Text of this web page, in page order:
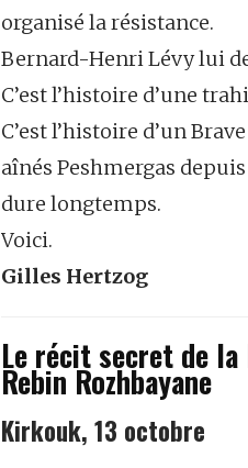
organisé la résistance.
Bernard-Henri Lévy lui
C’est l’histoire d’une
C’est l’histoire d’un
aînés Peshmergas
dure longtemps.
Voici.
Gilles Hertzog
Le récit secret de
Rebin Rozhbayane
Kirkouk, 13 octobre